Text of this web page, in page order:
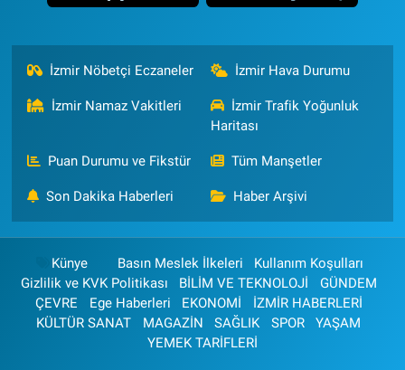
İzmir Nöbetçi Eczaneler İzmir Hava Durumu
İzmir Namaz Vakitleri
İzmir Trafik Yoğunluk
Haritası
Puan Durumu ve Fikstür Tüm Manşetler
Son Dakika Haberleri Haber Arşivi
Künye Basın Meslek İlkeleri
Kullanım Koşulları
Gizlilik ve KVK Politikası
BİLİM VE TEKNOLOJİ
GÜNDEM
ÇEVRE
Ege Haberleri EKONOMİ
İZMİR HABERLERİ
KÜLTÜR SANAT
MAGAZİN SAĞLIK SPOR
YAŞAM
YEMEK TARİFLERİ